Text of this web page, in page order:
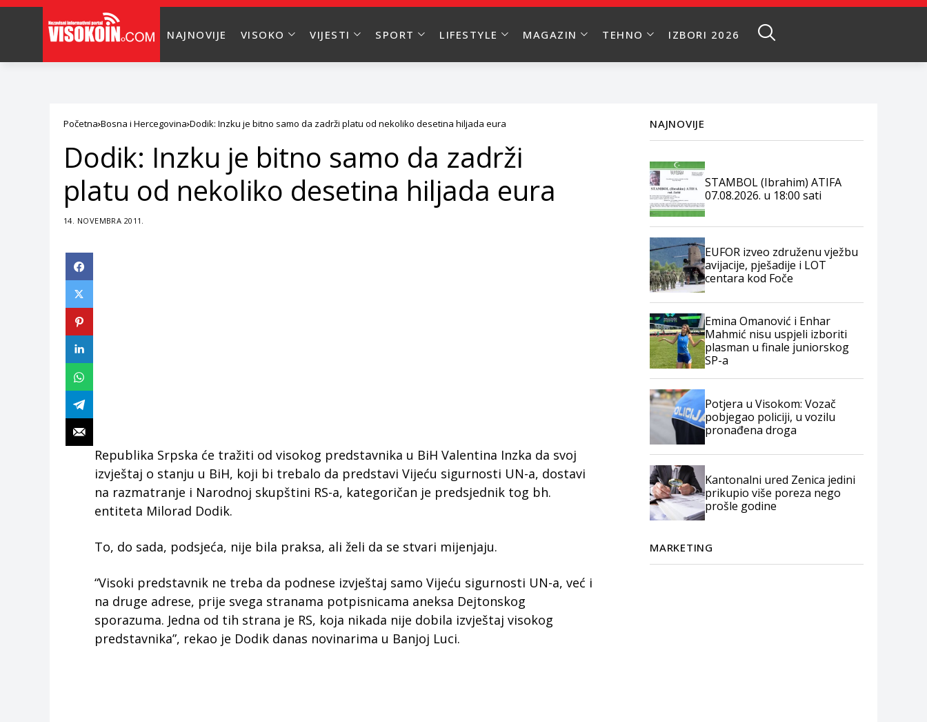
NAJNOVIJE VISOKO VIJESTI SPORT LIFESTYLE MAGAZIN TEHNO IZBORI 2026
Početna Bosna i Hercegovina Dodik: Inzku je bitno samo da zadrži platu od nekoliko desetina hiljada eura
Dodik: Inzku je bitno samo da zadrži
platu od nekoliko desetina hiljada eura
14. NOVEMBRA 2011.
Republika Srpska će tražiti od visokog predstavnika u BiH Valentina Inzka da svoj
izvještaj o stanju u BiH, koji bi trebalo da predstavi Vijeću sigurnosti UN-a, dostavi
na razmatranje i Narodnoj skupštini RS-a, kategoričan je predsjednik tog bh.
entiteta Milorad Dodik.
To, do sada, podsjeća, nije bila praksa, ali želi da se stvari mijenjaju.
“Visoki predstavnik ne treba da podnese izvještaj samo Vijeću sigurnosti UN-a, već i
na druge adrese, prije svega stranama potpisnicama aneksa Dejtonskog
sporazuma. Jedna od tih strana je RS, koja nikada nije dobila izvještaj visokog
predstavnika”, rekao je Dodik danas novinarima u Banjoj Luci.
NAJNOVIJE
STAMBOL (Ibrahim) ATIFA
07.08.2026. u 18:00 sati
EUFOR izveo združenu vježbu
avijacije, pješadije i LOT
centara kod Foče
Emina Omanović i Enhar
Mahmić nisu uspjeli izboriti
plasman u finale juniorskog
SP-a
Potjera u Visokom: Vozač
pobjegao policiji, u vozilu
pronađena droga
Kantonalni ured Zenica jedini
prikupio više poreza nego
prošle godine
MARKETING